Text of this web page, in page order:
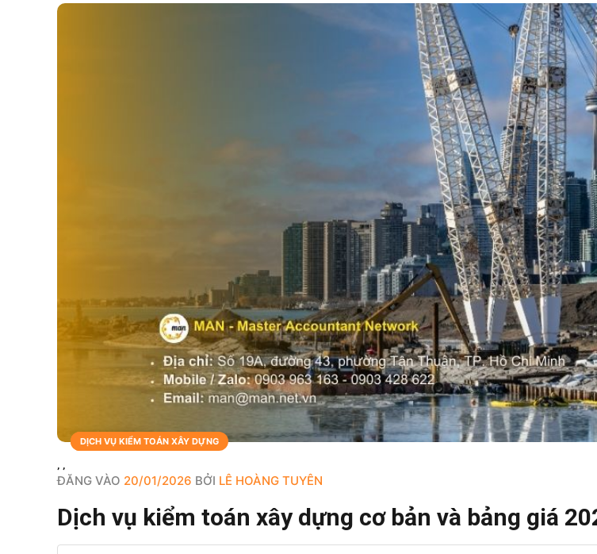
BLOGS
,
DỊCH VỤ
,
DỊCH VỤ KIỂM TOÁN XÂY DỰNG
ĐĂNG VÀO 20/01/2026 BỞI LÊ HOÀNG TUYÊN
Dịch vụ kiểm toán xây dựng cơ bản và bảng giá